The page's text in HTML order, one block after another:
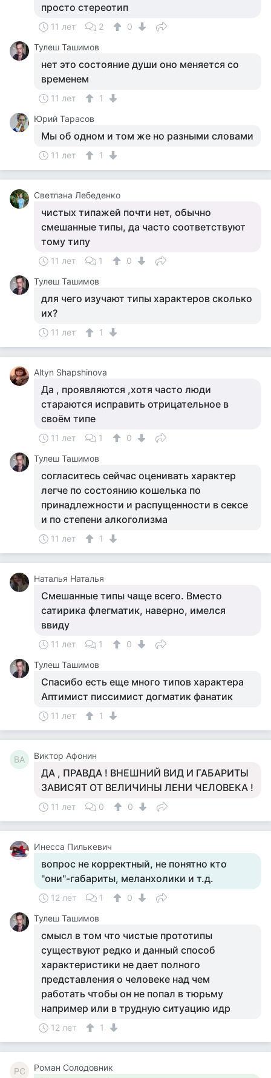
просто стереотип
11 лет 2
0
Тулеш Ташимов
нет это состояние души оно меняется со
временем
11 лет
1
Юрий Тарасов
Мы об одном и том же но разными словами
11 лет 1
Светлана Лебеденко
чистых типажей почти нет, обычно
смешанные типы, да часто соответствуют
тому типу
11 лет 1
0
Тулеш Ташимов
для чего изучают типы характеров сколько
их?
11 лет 1
Altyn Shapshinova
Да , проявляются ,хотя часто люди
стараются исправить отрицательное в
своём типе
11 лет 1
0
Тулеш Ташимов
согласитесь сейчас оценивать характер
легче по состоянию кошелька по
принадлежности и распущенности в сексе
и по степени алкоголизма
11 лет 1
Наталья Наталья
Смешанные типы чаще всего. Вместо
сатирика флегматик, наверно, имелся
ввиду
11 лет 1
0
Тулеш Ташимов
Спасибо есть еще много типов характера
Аптимист писсимист догматик фанатик
11 лет 1
ВА Виктор Афонин
ДА , ПРАВДА ! ВНЕШНИЙ ВИД И ГАБАРИТЫ
ЗАВИСЯТ ОТ ВЕЛИЧИНЫ ЛЕНИ ЧЕЛОВЕКА !
11 лет 0 0
Инесса Пилькевич
вопрос не корректный, не понятно кто
"они"-габариты, меланхолики и т.д.
12 лет 1
0
Тулеш Ташимов
смысл в том что чистые прототипы
существуют редко и данный способ
характеристики не дает полного
представления о человеке над чем
работать чтобы он не попал в тюрьму
например или в трудную ситуацию идр
12 лет 1
РС Роман Солодовник